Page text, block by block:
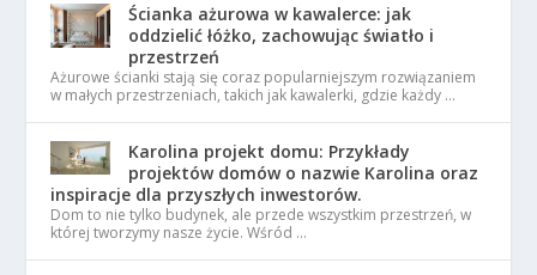
Ścianka ażurowa w kawalerce: jak
oddzielić łóżko, zachowując światło i
przestrzeń
Ażurowe ścianki stają się coraz popularniejszym rozwiązaniem
w małych przestrzeniach, takich jak kawalerki, gdzie każdy …
Karolina projekt domu: Przykłady
projektów domów o nazwie Karolina oraz
inspiracje dla przyszłych inwestorów.
Dom to nie tylko budynek, ale przede wszystkim przestrzeń, w
której tworzymy nasze życie. Wśród …